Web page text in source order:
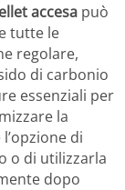
accesa può
tutte le
regolare,
di carbonio
essenziali per
la
di
o di utilizzarla
dopo